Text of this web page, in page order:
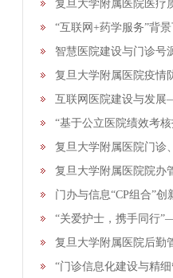
复旦大学附属医院医疗
“互联网+药学服务”背
智慧医院建设与门诊号
复旦大学附属医院疫情
互联网医院建设与发
“基于公立医院绩效考
复旦大学附属医院门诊
复旦大学附属医院院办
门办与信息“CP组合”
“关爱护士，携手同行
复旦大学附属医院后勤
“门诊信息化建设与精